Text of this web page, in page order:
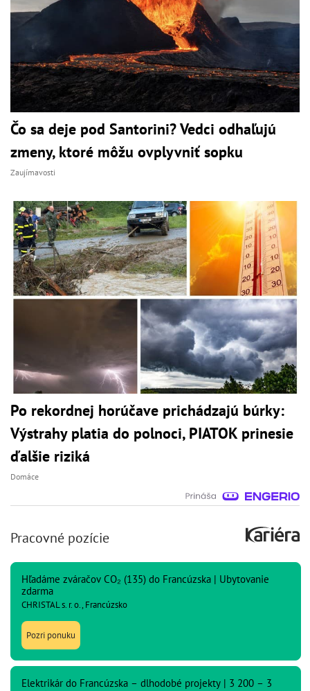
Čo sa deje pod Santorini? Vedci odhaľujú
zmeny, ktoré môžu ovplyvniť sopku
Zaujímavosti
Po rekordnej horúčave prichádzajú búrky:
Výstrahy platia do polnoci, PIATOK prinesie
ďalšie riziká
Domáce
Pracovné pozície
Hľadáme zváračov CO₂ (135) do Francúzska | Ubytovanie
zdarma
CHRISTAL s. r. o., Francúzsko
Pozri ponuku
Elektrikár do Francúzska – dlhodobé projekty | 3 200 – 3